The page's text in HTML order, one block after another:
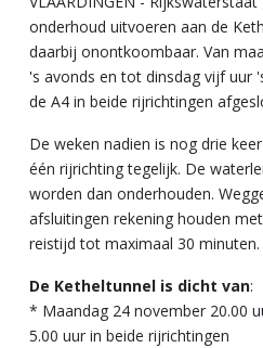
onderhoud uitvoeren aan de
daarbij onontkoombaar. Van
's avonds en tot dinsdag vijf uur
de A4 in beide rijrichtingen
De weken nadien is nog drie
één rijrichting tegelijk. De
worden dan onderhouden.
afsluitingen rekening houden
reistijd tot maximaal 30 minuten.
De Ketheltunnel is dicht van:
* Maandag 24 november 20.00
5.00 uur in beide rijrichtingen